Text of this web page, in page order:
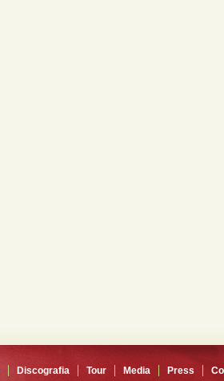
Discografia Tour Media Press